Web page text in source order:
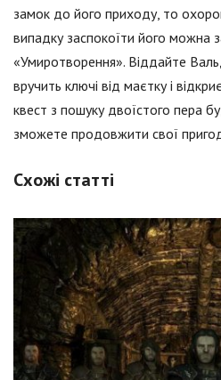
замок до його приходу, то
випадку заспокоїти його можна
«Умиротворення». Віддайте
вручить ключі від маєтку і
квест з пошуку двоїстого пера
зможете продовжити свої
Схожі статті